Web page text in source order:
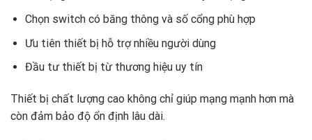
Chọn switch có băng thông và số cổng phù hợp
Ưu tiên thiết bị hỗ trợ nhiều người dùng
Đầu tư thiết bị từ thương hiệu uy tín
Thiết bị chất lượng cao không chỉ giúp mạng mạnh hơn mà
còn đảm bảo độ ổn định lâu dài.